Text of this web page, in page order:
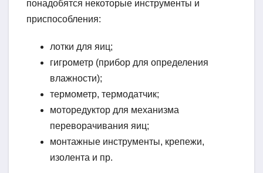
понадобятся некоторые инструменты и
приспособления:
лотки для яиц;
гигрометр (прибор для определения
влажности);
термометр, термодатчик;
моторедуктор для механизма
переворачивания яиц;
монтажные инструменты, крепежи,
изолента и пр.